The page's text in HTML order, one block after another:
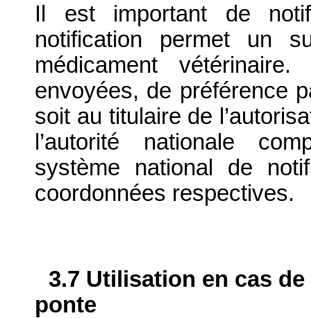
Il est important de
notification permet un
médicament
envoyées, de préférence
soit au titulaire de
l’autorité nationale
système national de
coordonnées respectives.
3.7 Utilisation en cas
ponte